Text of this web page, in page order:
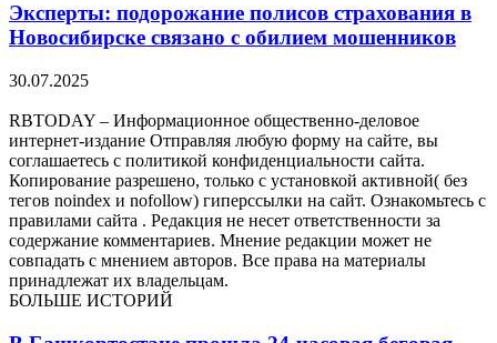
Эксперты: подорожание полисов страхования в
Новосибирске связано с обилием мошенников
30.07.2025
RBTODAY – Информационное общественно-деловое
интернет-издание Отправляя любую форму на сайте, вы
соглашаетесь с политикой конфиденциальности сайта.
Копирование разрешено, только с установкой активной( без
тегов noindex и nofollow) гиперссылки на сайт. Ознакомьтесь с
правилами сайта . Редакция не несет ответственности за
содержание комментариев. Мнение редакции может не
совпадать с мнением авторов. Все права на материалы
принадлежат их владельцам.
БОЛЬШЕ ИСТОРИЙ